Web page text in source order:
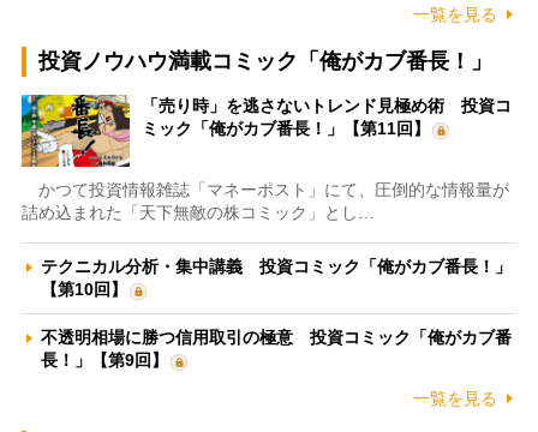
一覧を見る
投資ノウハウ満載コミック「俺がカブ番長！」
「売り時」を逃さないトレンド見極め術 投資コ
ミック「俺がカブ番長！」【第11回】
かつて投資情報雑誌「マネーポスト」にて、圧倒的な情報量が
詰め込まれた「天下無敵の株コミック」とし…
テクニカル分析・集中講義 投資コミック「俺がカブ番長！」
【第10回】
不透明相場に勝つ信用取引の極意 投資コミック「俺がカブ番
長！」【第9回】
一覧を見る